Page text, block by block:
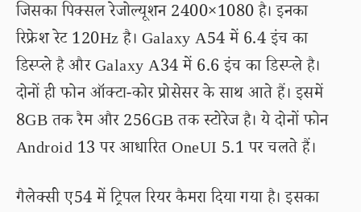
जिसका पिक्सल रेजोल्यूशन 2400×1080 है। इनका
रिफ्रेश रेट 120Hz है। Galaxy A54 में 6.4 इंच का
डिस्प्ले है और Galaxy A34 में 6.6 इंच का डिस्प्ले है।
दोनों ही फोन ऑक्टा-कोर प्रोसेसर के साथ आते हैं। इसमें
8GB तक रैम और 256GB तक स्टोरेज है। ये दोनों फोन
Android 13 पर आधारित OneUI 5.1 पर चलते हैं।
गैलेक्सी ए54 में ट्रिपल रियर कैमरा दिया गया है। इसका